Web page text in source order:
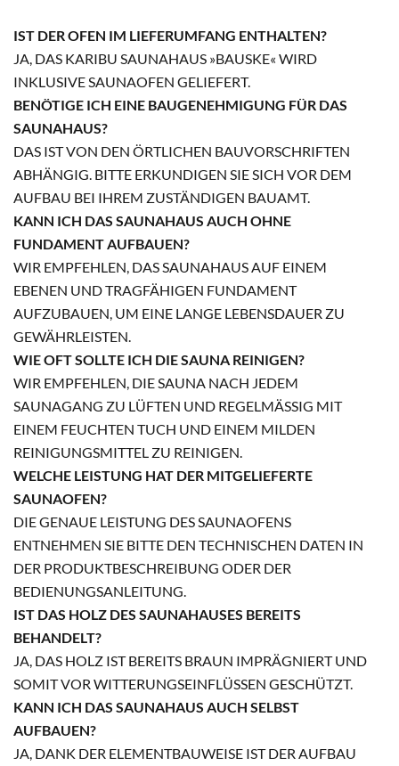
IST DER OFEN IM LIEFERUMFANG ENTHALTEN?
JA, DAS KARIBU SAUNAHAUS »BAUSKE« WIRD
INKLUSIVE SAUNAOFEN GELIEFERT.
BENÖTIGE ICH EINE BAUGENEHMIGUNG FÜR DAS
SAUNAHAUS?
DAS IST VON DEN ÖRTLICHEN BAUVORSCHRIFTEN
ABHÄNGIG. BITTE ERKUNDIGEN SIE SICH VOR DEM
AUFBAU BEI IHREM ZUSTÄNDIGEN BAUAMT.
KANN ICH DAS SAUNAHAUS AUCH OHNE
FUNDAMENT AUFBAUEN?
WIR EMPFEHLEN, DAS SAUNAHAUS AUF EINEM
EBENEN UND TRAGFÄHIGEN FUNDAMENT
AUFZUBAUEN, UM EINE LANGE LEBENSDAUER ZU
GEWÄHRLEISTEN.
WIE OFT SOLLTE ICH DIE SAUNA REINIGEN?
WIR EMPFEHLEN, DIE SAUNA NACH JEDEM
SAUNAGANG ZU LÜFTEN UND REGELMÄSSIG MIT E
INEM FEUCHTEN TUCH UND EINEM MILDEN R
EINIGUNGSMITTEL ZU REINIGEN.
WELCHE LEISTUNG HAT DER MITGELIEFERTE
SAUNAOFEN?
DIE GENAUE LEISTUNG DES SAUNAOFENS
ENTNEHMEN SIE BITTE DEN TECHNISCHEN DATEN IN
DER PRODUKTBESCHREIBUNG ODER DER
BEDIENUNGSANLEITUNG.
IST DAS HOLZ DES SAUNAHAUSES BEREITS
BEHANDELT?
JA, DAS HOLZ IST BEREITS BRAUN IMPRÄGNIERT UND
SOMIT VOR WITTERUNGSEINFLÜSSEN GESCHÜTZT.
KANN ICH DAS SAUNAHAUS AUCH SELBST
AUFBAUEN?
JA, DANK DER ELEMENTBAUWEISE IST DER AUFBAU